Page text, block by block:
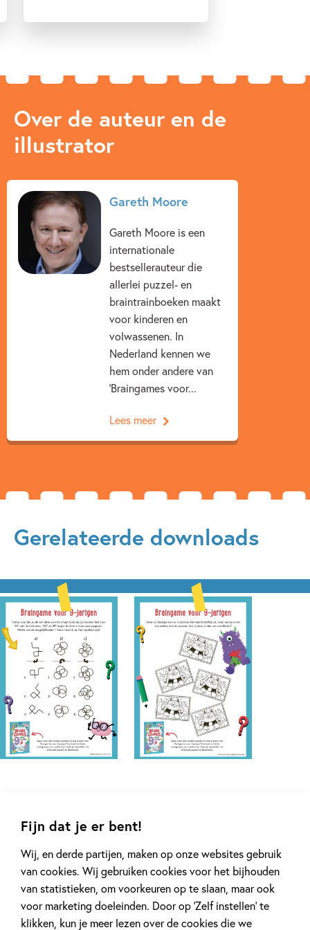
Fijn dat je er bent!
Wij, en derde partijen, maken op onze websites gebruik
van cookies. Wij gebruiken cookies voor het bijhouden
van statistieken, om voorkeuren op te slaan, maar ook
voor marketing doeleinden. Door op ‘Zelf instellen’ te
klikken, kun je meer lezen over de cookies die we
Over de auteur en de
illustrator
Gareth Moore
Gareth Moore is een
internationale
bestsellerauteur die
allerlei puzzel- en
braintrainboeken maakt
voor kinderen en
volwassenen. In
Nederland kennen we
hem onder andere van
'Braingames voor...
Lees meer
Gerelateerde downloads
Andere boeken uit de serie 'Brain
games'